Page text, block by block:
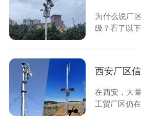
为什么说厂
级？看了以
在西安，大
工贸厂区仍